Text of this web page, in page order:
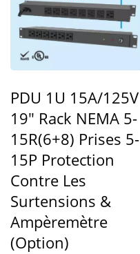
PDU 1U 15A/125V
19" Rack NEMA 5-
15R(6+8) Prises 5-
15P Protection
Contre Les
Surtensions &
Ampèremètre
(option)